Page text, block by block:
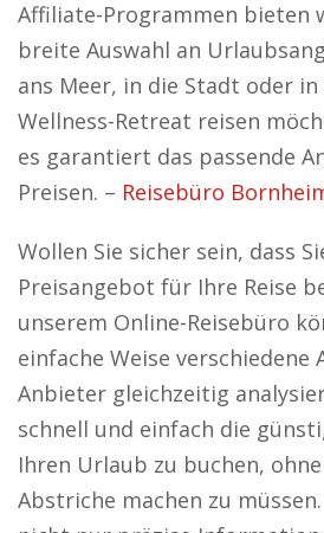
Affiliate-Programmen bieten
breite Auswahl an
ans Meer, in die Stadt oder in
Wellness-Retreat reisen
es garantiert das passende
Preisen. – Reisebüro
Wollen Sie sicher sein, dass
Preisangebot für Ihre Reise
unserem Online-Reisebüro
einfache Weise verschiedene
Anbieter gleichzeitig
schnell und einfach die
Ihren Urlaub zu buchen,
Abstriche machen zu